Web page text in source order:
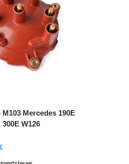
Mercedes 190E
300E W126